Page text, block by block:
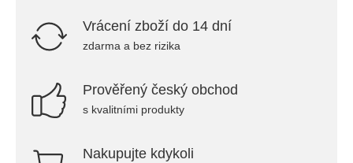
Vrácení zboží do 14 dní
zdarma a bez rizika
Prověřený český obchod
s kvalitními produkty
Nakupujte kdykoli